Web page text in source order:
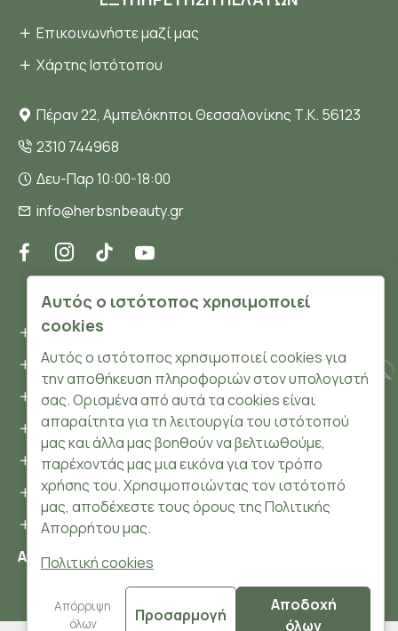
Επικοινωνήστε μαζί μας
Χάρτης Ιστότοπου
Πέραν 22, Αμπελόκηποι Θεσσαλονίκης Τ.Κ. 56123
2310 744968
Δευ-Παρ 10:00-18:00
info@herbsnbeauty.gr
ΠΛΗΡΟΦΟΡΊΕΣ
Όροι και συνθήκες
Προσωπικά δεδομένα
Ασφάλεια
Τρόποι Πληρωμής
Τρόποι Αποστολής
Επιστροφές Προϊόντων
Cookies
Αριθμός ΓΕΜΗ: 148204106000
© 2024 HerbsnBeauty.gr All Rights Reserved.
Αυτός ο ιστότοπος χρησιμοποιεί
cookies
Αυτός ο ιστότοπος χρησιμοποιεί cookies για
την αποθήκευση πληροφοριών στον υπολογιστή
σας. Ορισμένα από αυτά τα cookies είναι
απαραίτητα για τη λειτουργία του ιστότοπού
μας και άλλα μας βοηθούν να βελτιωθούμε,
παρέχοντάς μας μια εικόνα για τον τρόπο
χρήσης του. Χρησιμοποιώντας τον ιστότοπό
μας, αποδέχεστε τους όρους της Πολιτικής
Απορρήτου μας.
Πολιτική cookies
Απόρριψη
όλων
Προσαρμογή
Αποδοχή
όλων